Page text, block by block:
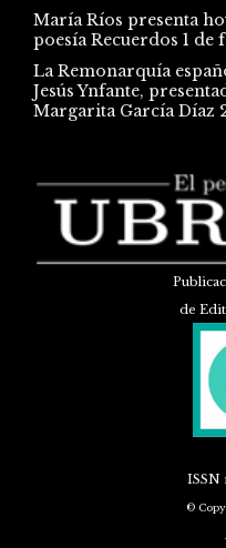
María Ríos presenta
poesía Recuerdos 1 de
La Remonarquía
Jesús Ynfante,
Margarita García Díaz
de
ISSN
©